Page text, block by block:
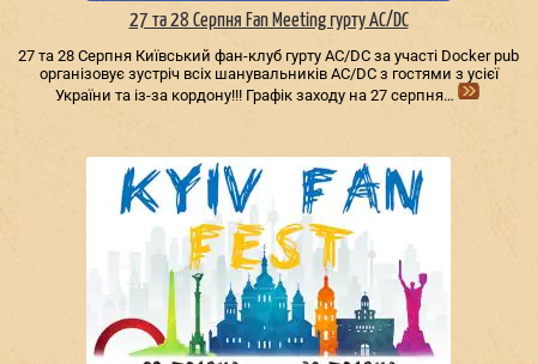
27 та 28 Серпня Fan Meeting гурту AC/DС
27 та 28 Серпня Київський фан-клуб гурту AC/DС за участі Docker pub
організовує зустріч всіх шанувальників AC/DС з гостями з усієї
України та із-за кордону!!! Графік заходу на 27 серпня…